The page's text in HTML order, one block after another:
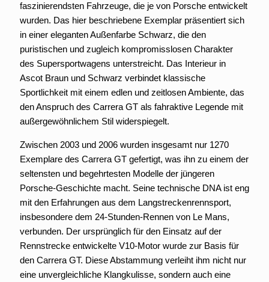
faszinierendsten Fahrzeuge, die je von Porsche entwickelt
wurden. Das hier beschriebene Exemplar präsentiert sich
in einer eleganten Außenfarbe Schwarz, die den
puristischen und zugleich kompromisslosen Charakter
des Supersportwagens unterstreicht. Das Interieur in
Ascot Braun und Schwarz verbindet klassische
Sportlichkeit mit einem edlen und zeitlosen Ambiente, das
den Anspruch des Carrera GT als fahraktive Legende mit
außergewöhnlichem Stil widerspiegelt.
Zwischen 2003 und 2006 wurden insgesamt nur 1270
Exemplare des Carrera GT gefertigt, was ihn zu einem der
seltensten und begehrtesten Modelle der jüngeren
Porsche-Geschichte macht. Seine technische DNA ist eng
mit den Erfahrungen aus dem Langstreckenrennsport,
insbesondere dem 24-Stunden-Rennen von Le Mans,
verbunden. Der ursprünglich für den Einsatz auf der
Rennstrecke entwickelte V10-Motor wurde zur Basis für
den Carrera GT. Diese Abstammung verleiht ihm nicht nur
eine unvergleichliche Klangkulisse, sondern auch eine